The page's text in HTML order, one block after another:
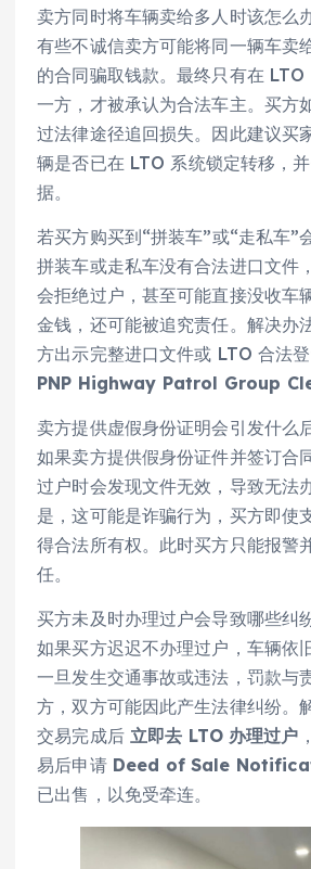
卖方同时将车辆卖给多人时该怎么
有些不诚信卖方可能将同一辆车卖
的合同骗取钱款。最终只有在 LTO
一方，才被承认为合法车主。买方
过法律途径追回损失。因此建议买
辆是否已在 LTO 系统锁定转移，
据。
若买方购买到“拼装车”或“走私车”
拼装车或走私车没有合法进口文件
会拒绝过户，甚至可能直接没收车
金钱，还可能被追究责任。解决办
方出示完整进口文件或 LTO 合法
PNP Highway Patrol Group
卖方提供虚假身份证明会引发什么
如果卖方提供假身份证件并签订合
过户时会发现文件无效，导致无法
是，这可能是诈骗行为，买方即使
得合法所有权。此时买方只能报警
任。
买方未及时办理过户会导致哪些纠
如果买方迟迟不办理过户，车辆依
一旦发生交通事故或违法，罚款与
方，双方可能因此产生法律纠纷。
交易完成后 立即去 LTO 办理过户
易后申请 Deed of Sale
已出售，以免受牵连。